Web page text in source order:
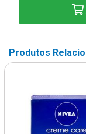
Produtos